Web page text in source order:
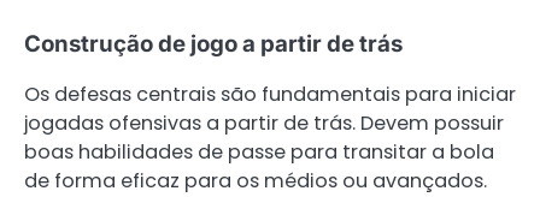
Construção de jogo a partir de trás
Os defesas centrais são fundamentais para iniciar
jogadas ofensivas a partir de trás. Devem possuir
boas habilidades de passe para transitar a bola
de forma eficaz para os médios ou avançados.